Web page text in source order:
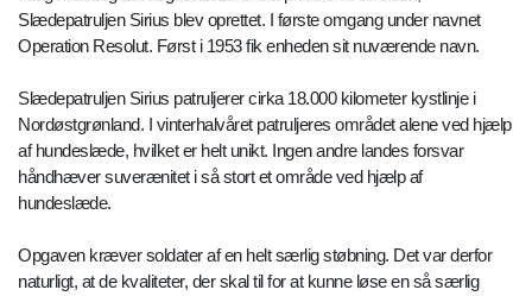
Slædepatruljen Sirius blev oprettet. I første omgang under navnet
Operation Resolut. Først i 1953 fik enheden sit nuværende navn.
Slædepatruljen Sirius patruljerer cirka 18.000 kilometer kystlinje i
Nordøstgrønland. I vinterhalvåret patruljeres området alene ved hjælp
af hundeslæde, hvilket er helt unikt. Ingen andre landes forsvar
håndhæver suverænitet i så stort et område ved hjælp af
hundeslæde.
Opgaven kræver soldater af en helt særlig støbning. Det var derfor
naturligt, at de kvaliteter, der skal til for at kunne løse en så særlig